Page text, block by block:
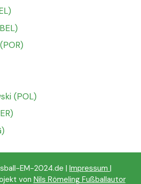
(POL)
EM-2024.de | Impressum |
von Nils Römeling Fußballautor